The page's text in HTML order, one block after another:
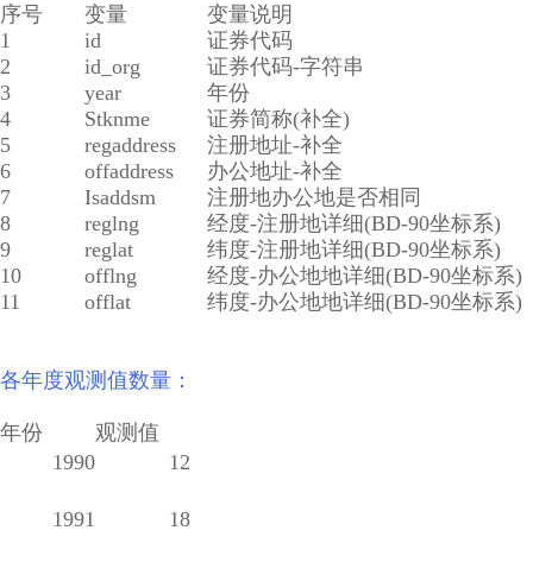
序号 变量
变量说明
1
id
证券代码
2
id_org
证券代码-字符串
3
year
年份
4
Stknme
证券简称(补全)
5
regaddress
注册地址-补全
6
offaddress
办公地址-补全
7
Isaddsm
注册地办公地是否相同
8
reglng
经度-注册地详细(BD-90坐标系)
9
reglat
纬度-注册地详细(BD-90坐标系)
10
offlng
经度-办公地地详细(BD-90坐标系)
11
offlat 纬度-办公地地详细(BD-90坐标系)
各年度观测值数量：
年份
观测值
1990
12
1991 18